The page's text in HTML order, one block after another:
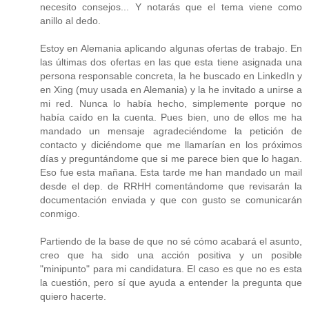
necesito consejos... Y notarás que el tema viene como
anillo al dedo.
Estoy en Alemania aplicando algunas ofertas de trabajo. En
las últimas dos ofertas en las que esta tiene asignada una
persona responsable concreta, la he buscado en LinkedIn y
en Xing (muy usada en Alemania) y la he invitado a unirse a
mi red. Nunca lo había hecho, simplemente porque no
había caído en la cuenta. Pues bien, uno de ellos me ha
mandado un mensaje agradeciéndome la petición de
contacto y diciéndome que me llamarían en los próximos
días y preguntándome que si me parece bien que lo hagan.
Eso fue esta mañana. Esta tarde me han mandado un mail
desde el dep. de RRHH comentándome que revisarán la
documentación enviada y que con gusto se comunicarán
conmigo.
Partiendo de la base de que no sé cómo acabará el asunto,
creo que ha sido una acción positiva y un posible
"minipunto" para mi candidatura. El caso es que no es esta
la cuestión, pero sí que ayuda a entender la pregunta que
quiero hacerte.